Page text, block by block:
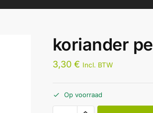
koriander
3,30 € Incl. BTW
Op voorraad